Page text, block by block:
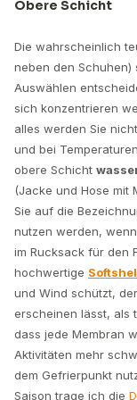
Obere Schicht
Die wahrscheinlich
neben den Schuhen)
Auswählen
sich konzentrieren
alles werden Sie
und bei
obere Schicht
(Jacke und Hose mit
Sie auf die
nutzen werden,
im Rucksack für den
hochwertige
und Wind schützt,
erscheinen lässt, als
dass jede Membran
Aktivitäten mehr
dem Gefrierpunkt
Saison trage ich die